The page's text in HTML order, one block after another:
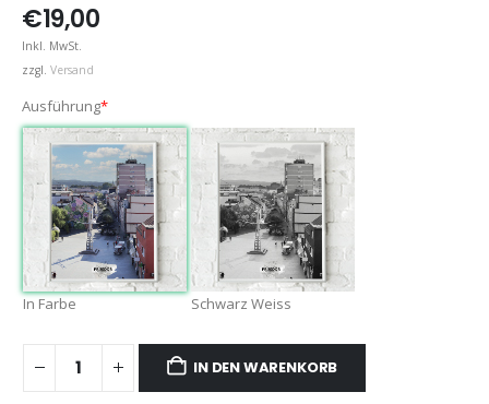
€19,00
Inkl. MwSt.
zzgl. Versand
Ausführung*
In Farbe Schwarz Weiss
IN DEN WARENKORB